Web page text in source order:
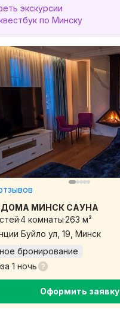
экскурсии
по Минску
МИНСК САУНА
4 комнаты263 м²
Буйло ул, 19, Минск
бронирование
за 1 ночь
Оформить заявку